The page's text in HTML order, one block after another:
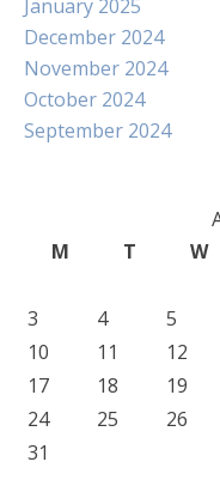
January 2025
December 2024
November 2024
October 2024
September 2024
M
T W
3
4 5
10
11 12
17
18 19
24
25 26
31